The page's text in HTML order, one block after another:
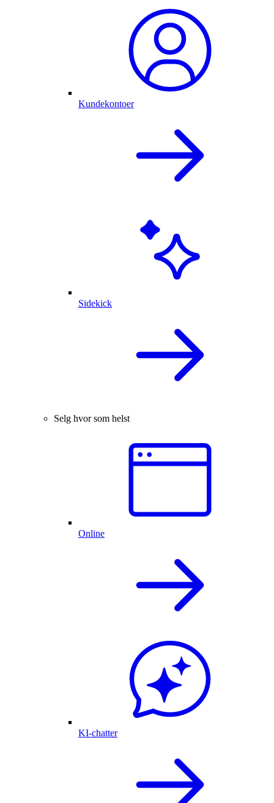
Kundekontoer
Sidekick
Selg hvor som helst
Online
KI-chatter